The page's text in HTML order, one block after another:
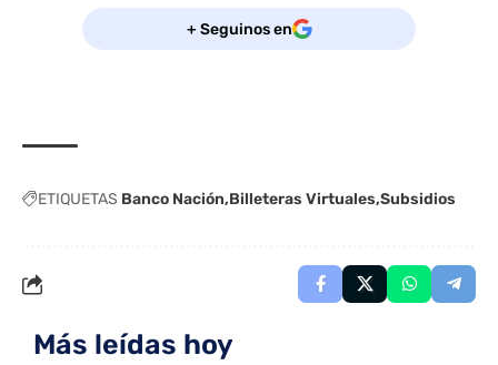
+ Seguinos en
ETIQUETAS Banco Nación Billeteras Virtuales Subsidios
Más leídas hoy